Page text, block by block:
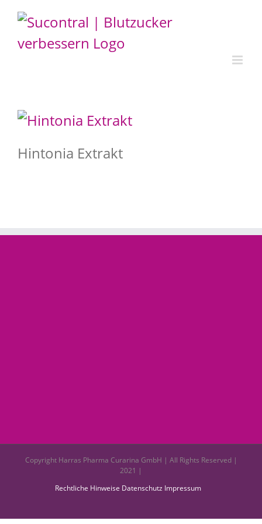
Zum
Inhalt
springen
Hintonia Extrakt
Copyright Harras Pharma Curarina GmbH | All Rights Reserved |
2021 |
Rechtliche Hinweise Datenschutz Impressum